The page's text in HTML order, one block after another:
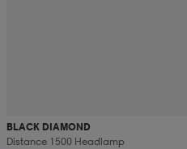
BLACK DIAMOND
Distance 1500 Headlamp